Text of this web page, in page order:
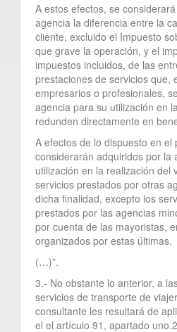
A estos efectos, se
agencia la diferencia entre la
cliente, excluido el Impuesto
que grave la operación, y el
impuestos incluidos, de las
prestaciones de servicios que,
empresarios o profesionales,
agencia para su utilización en
redunden directamente en
A efectos de lo dispuesto en el
considerarán adquiridos por la
utilización en la realización del
servicios prestados por otras
dicha finalidad, excepto los
prestados por las agencias
por cuenta de las mayoristas,
organizados por estas últimas.
(…)”.
3.- No obstante lo anterior, a
servicios de transporte de
consultante les resultará de
el el artículo 91, apartado